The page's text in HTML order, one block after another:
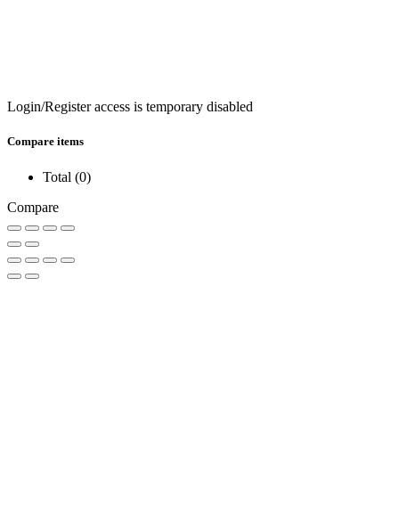
Login/Register access is temporary disabled
Compare items
Total (0)
Compare